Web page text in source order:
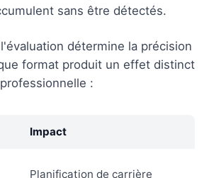
sans être détectés.
détermine la précision
format produit un effet distinct
:
Impact
Planification de carrière